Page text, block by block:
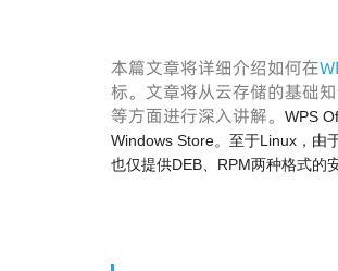
本篇文章将详细介绍如何在
标。文章将从云存储的基础
等方面进行深入讲解。
WPS
Windows Store。至于Linux，由
也仅提供DEB、RPM两种格式的